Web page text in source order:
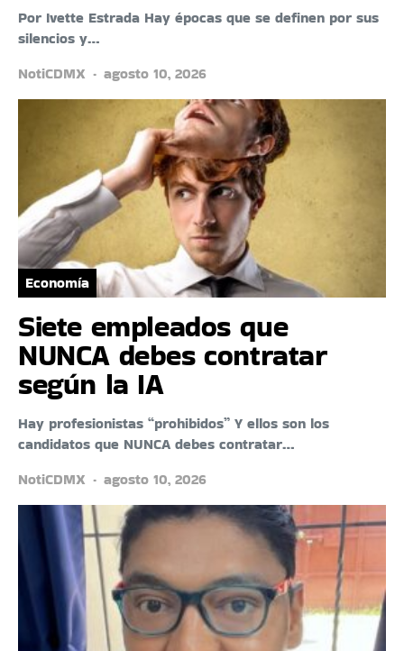
Por Ivette Estrada Hay épocas que se definen por sus
silencios y…
NotiCDMX
agosto 10, 2026
Economía
Siete empleados que
NUNCA debes contratar
según la IA
Hay profesionistas “prohibidos” Y ellos son los
candidatos que NUNCA debes contratar…
NotiCDMX
agosto 10, 2026